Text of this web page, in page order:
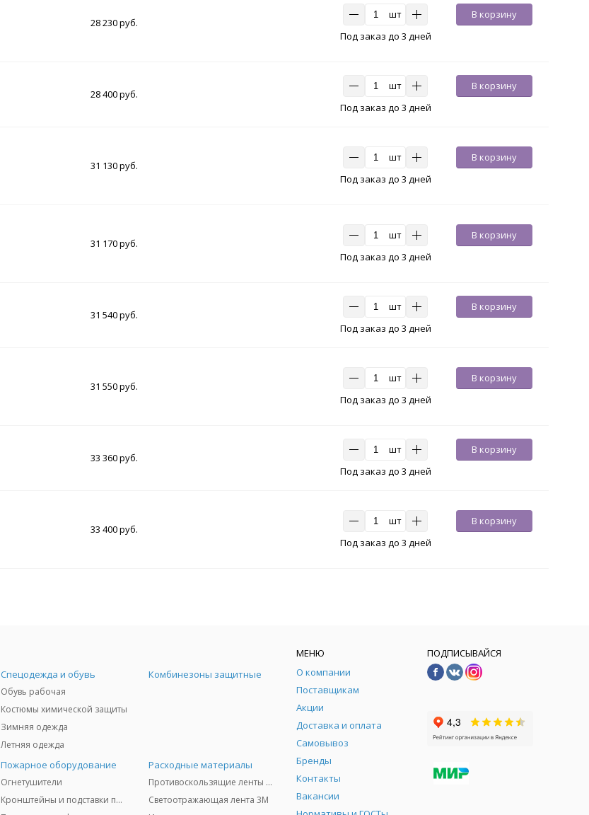
28 230 руб.
шт
В корзину
Под заказ до 3 дней
28 400 руб.
шт
В корзину
Под заказ до 3 дней
31 130 руб.
шт
В корзину
Под заказ до 3 дней
31 170 руб.
шт
В корзину
Под заказ до 3 дней
31 540 руб.
шт
В корзину
Под заказ до 3 дней
31 550 руб.
шт
В корзину
Под заказ до 3 дней
33 360 руб.
шт
В корзину
Под заказ до 3 дней
33 400 руб.
шт
В корзину
Под заказ до 3 дней
Спецодежда и обувь
Обувь рабочая
Костюмы химической защиты
Зимняя одежда
Летняя одежда
Комбинезоны защитные
Пожарное оборудование
Огнетушители
Кронштейны и подставки под огнетушители
Расходные материалы
Противоскользящие ленты 3М
Светоотражающая лента 3M
МЕНЮ
О компании
Поставщикам
Акции
Доставка и оплата
Самовывоз
Бренды
Контакты
Вакансии
ПОДПИСЫВАЙСЯ